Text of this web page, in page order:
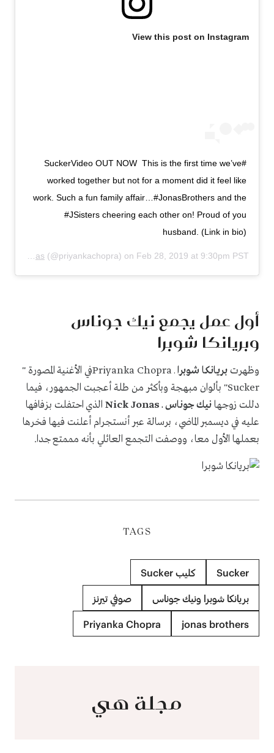
View this post on Instagram
#SuckerVideo OUT NOW This is the first time we’ve
worked together but not for a moment did it feel like
work. Such a fun family affair…#JonasBrothers and the
#JSisters cheering each other on! Proud of you
husband. (Link in bio)
Priyanka Chopra Jonas(@priyankachopra) onFeb 28, 2019 at 9:30pm PST
أول عمل يجمع نيك جوناس
وبريانكا شوبرا
وظهرتبريانكا شوبراـ Priyanka Chopraفي الأغنية المصورة "
Sucker" بألوان مبهجة وبأكثر من طلة أعجبت الجمهور، فيما
دللت زوجهانيك جوناس ـ Nick Jonas
الذي احتفلت بزفافها
عليه في ديسمبر الماضي، برسالة عبر أنستجرام أعلنت فيها فخرها
بعملها الأول معا، ووصفت التجمع العائلي بأنه مممتع جدا.
TAGS
Sucker كليب Sucker
بريانكا شوبرا ونيك جوناس صوفي تيرنز
jonas brothers
Priyanka Chopra
مجلة هي